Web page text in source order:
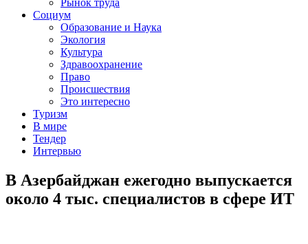
Рынок труда
Социум
Образование и Наука
Экология
Культура
Здравоохранение
Право
Происшествия
Это интересно
Туризм
В мире
Тендер
Интервью
В Азербайджан ежегодно выпускается
около 4 тыс. специалистов в сфере ИТ